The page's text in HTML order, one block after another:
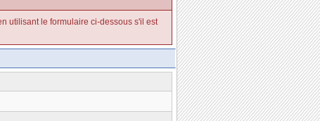
utilisant le formulaire ci-dessous s'il est